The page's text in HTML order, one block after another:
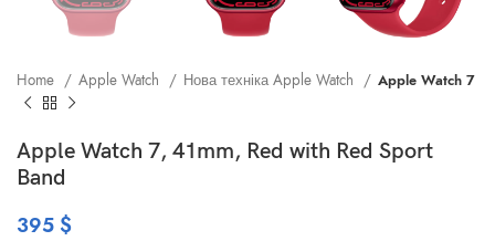
Home Apple Watch Нова техніка Apple Watch Apple Watch 7
Apple Watch 7, 41mm, Red with Red Sport
Band
395 $